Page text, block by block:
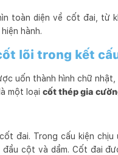
toàn diện về cốt đai,
hành.
lõi trong kết
uốn thành hình chữ
một loại cốt thép gia
đai. Trong cấu kiện chịu
cột và dầm. Cốt đai